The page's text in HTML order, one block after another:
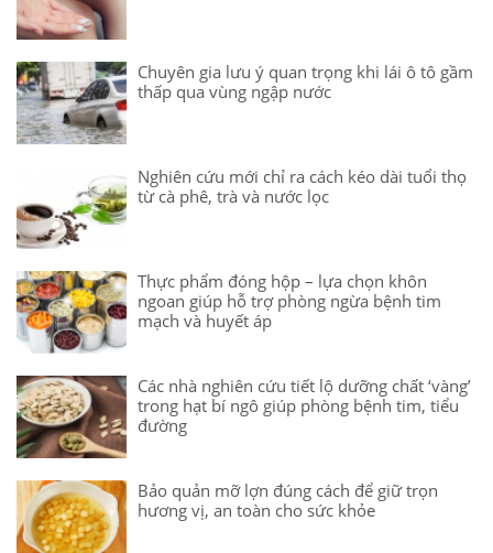
Chuyên gia lưu ý quan trọng khi lái ô tô gầm
thấp qua vùng ngập nước
Nghiên cứu mới chỉ ra cách kéo dài tuổi thọ
từ cà phê, trà và nước lọc
Thực phẩm đóng hộp – lựa chọn khôn
ngoan giúp hỗ trợ phòng ngừa bệnh tim
mạch và huyết áp
Các nhà nghiên cứu tiết lộ dưỡng chất ‘vàng’
trong hạt bí ngô giúp phòng bệnh tim, tiểu
đường
Bảo quản mỡ lợn đúng cách để giữ trọn
hương vị, an toàn cho sức khỏe